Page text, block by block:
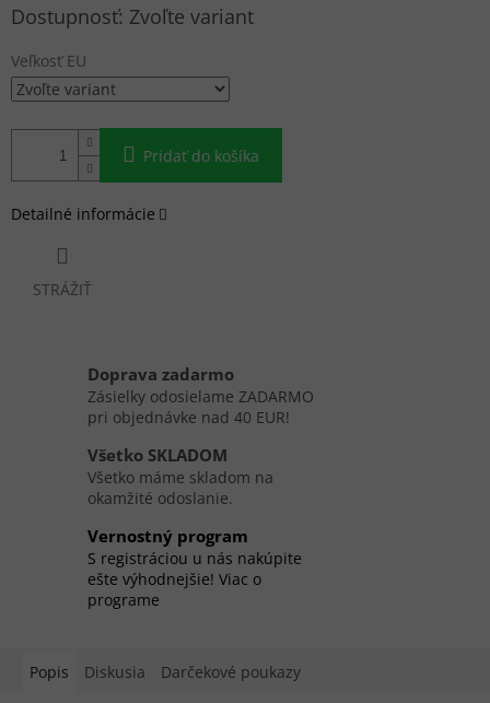
Jednotková
Zvoľte variant
Veľkosť EU
Pridať do košíka
Detailné informácie
STRÁŽIŤ
Doprava zadarmo
Zásielky odosielame ZADARMO
pri objednávke nad 40 EUR!
Všetko SKLADOM
Všetko máme skladom na
okamžité odoslanie.
Vernostný program
S registráciou u nás nakúpite
ešte výhodnejšie! Viac o
programe
Popis Diskusia Darčekové poukazy